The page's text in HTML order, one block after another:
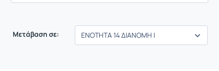
Μετάβαση σε: